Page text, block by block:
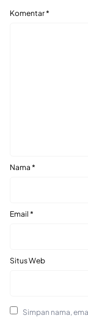
Komentar*
Nama *
Email *
Situs Web
Simpan nama,